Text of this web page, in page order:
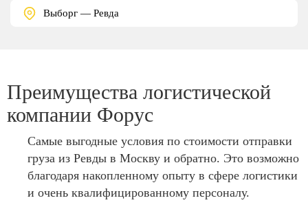
Выборг — Ревда
Преимущества логистической
компании Форус
Самые выгодные условия по стоимости отправки
груза из Ревды в Москву и обратно. Это возможно
благодаря накопленному опыту в сфере логистики
и очень квалифицированному персоналу.